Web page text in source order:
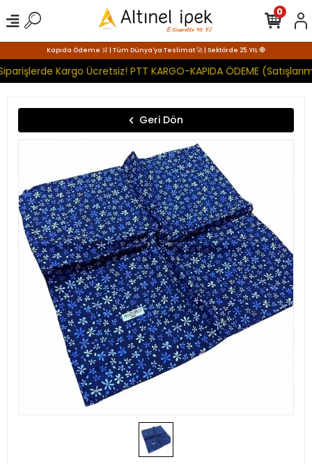
Kapıda Ödeme 🛒 | Tüm Dünya'ya Teslimat 🚀 | Sektörde 25. YIL 🧿
Kargo Ücretsiz! PTT KARGO-KAPIDA ÖDEME
0
Geri Dön